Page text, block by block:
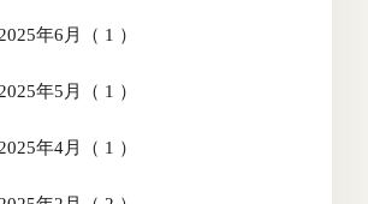
年6月（ 1 ）
年5月（ 1 ）
年4月（ 1 ）